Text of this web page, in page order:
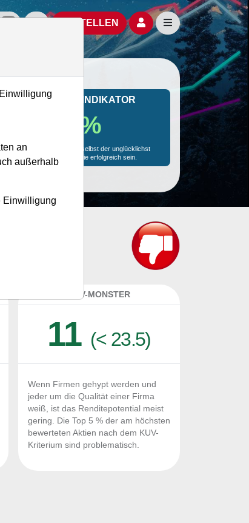
Media-Accounts
Aktien- und Artikelsuche öffnen
BESTELLEN Seitennavigation
TRADER INDIKATOR
18.8 %
% Wahrscheinlichkeit wird selbst der unglücklichst
Trader mit dieser Aktie erfolgreich sein.
KUV-MONSTER
11 (< 23.5)
Wenn Firmen gehypt werden und
jeder um die Qualität einer Firma
weiß, ist das Renditepotential meist
gering. Die Top 5 % der am höchsten
bewerteten Aktien nach dem KUV-
Kriterium sind problematisch.
an
außerhalb
Einwilligung